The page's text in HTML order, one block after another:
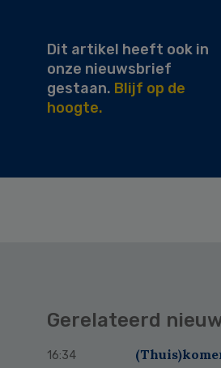
Dit artikel heeft ook in
onze nieuwsbrief
gestaan. Blijf op de
hoogte.
Gerelateerd
16:34